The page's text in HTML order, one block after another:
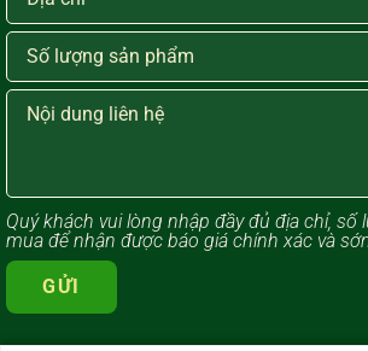
Quý khách vui lòng ​nhập đầy đủ địa chỉ, số
mua để nhận được báo giá chính xác và